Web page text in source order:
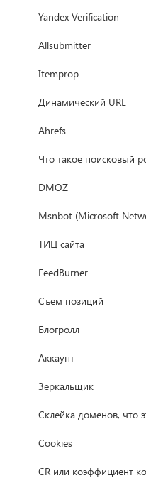
Yandex Verification
Allsubmitter
Itemprop
Динамический URL
Ahrefs
Что такое поисковый
DMOZ
Msnbot (Microsoft
ТИЦ сайта
FeedBurner
Съем позиций
Блогролл
Аккаунт
Зеркальщик
Склейка доменов, что
Cookies
CR или коэффициент